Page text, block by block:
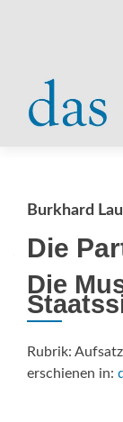
Burkhard
Die
Die
Rubrik: Aufsatz
erschienen in: